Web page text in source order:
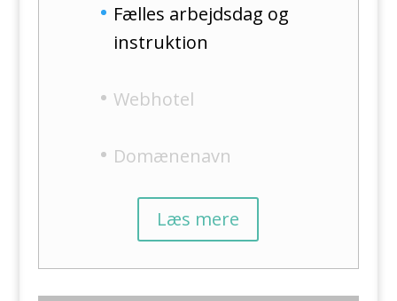
Fælles arbejdsdag og
instruktion
Webhotel
Domænenavn
Læs mere